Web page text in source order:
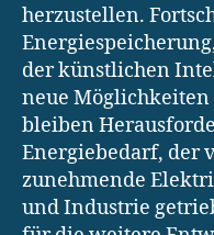
herzustellen.
der künstlichen
neue
bleiben
Energiebedarf, der
zunehmende
und Industrie